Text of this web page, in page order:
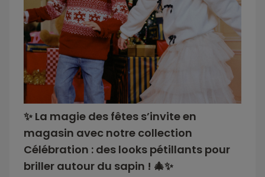
✨ La magie des fêtes s’invite en
magasin avec notre collection
Célébration : des looks pétillants pour
briller autour du sapin ! 🎄✨